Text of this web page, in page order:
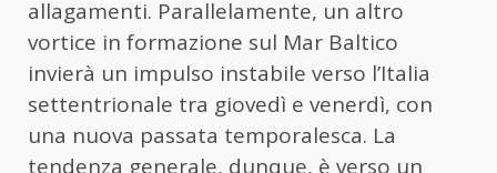
allagamenti. Parallelamente, un altro
vortice in formazione sul Mar Baltico
invierà un impulso instabile verso l’Italia
settentrionale tra giovedì e venerdì, con
una nuova passata temporalesca. La
tendenza generale, dunque, è verso un